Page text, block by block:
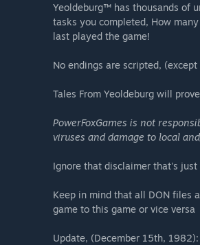
Yeoldeburg™ has thousands of
tasks you completed, How
last played the game!
No endings are scripted,
Tales From Yeoldeburg will
PowerFoxGames is not
viruses and damage to local
Ignore that disclaimer that's
Keep in mind that all DON files
game to this game or vice versa
Update, (December 15th,